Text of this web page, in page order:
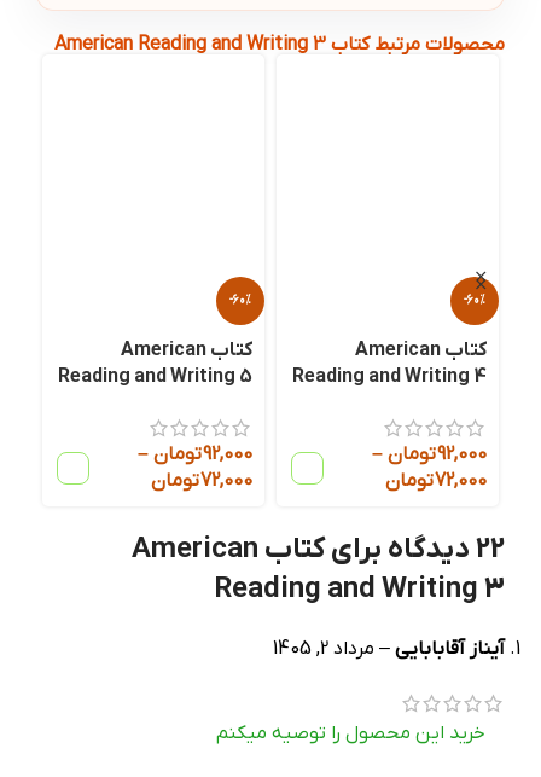
محصولات مرتبط کتاب American Reading and Writing 3
-60%
کتاب American
Reading and Writing 5
92,000تومان –
72,000تومان
-60%
کتاب American
Reading and Writing 6
92,000تومان –
72,000تومان
22 دیدگاه برای
کتاب American
Reading and Writing 3
آیناز آقابابایی – مرداد 2, 1405
خرید این محصول را توصیه میکنم